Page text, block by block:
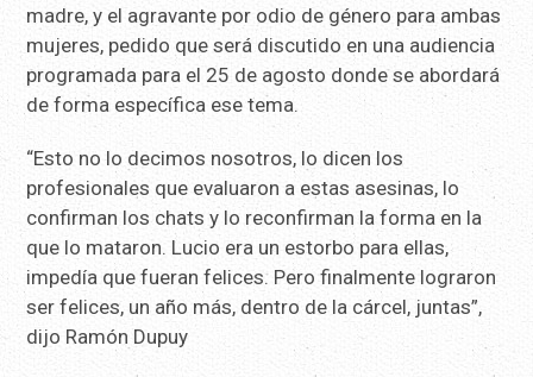
madre, y el agravante por odio de género para ambas
mujeres, pedido que será discutido en una audiencia
programada para el 25 de agosto donde se abordará
de forma específica ese tema.
“Esto no lo decimos nosotros, lo dicen los
profesionales que evaluaron a estas asesinas, lo
confirman los chats y lo reconfirman la forma en la
que lo mataron. Lucio era un estorbo para ellas,
impedía que fueran felices. Pero finalmente lograron
ser felices, un año más, dentro de la cárcel, juntas”,
dijo Ramón Dupuy